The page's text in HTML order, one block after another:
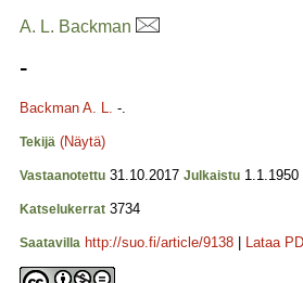
A. L. Backman
-
Backman A. L. -.
Tekijä (Näytä)
Vastaanotettu 31.10.2017 Julkaistu 1.1.1950
Katselukerrat 3734
Saatavilla http://suo.fi/article/9138 Lataa